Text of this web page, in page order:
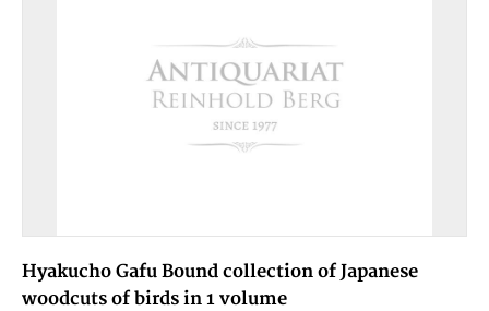
Hyakucho Gafu Bound collection of Japanese
woodcuts of birds in 1 volume